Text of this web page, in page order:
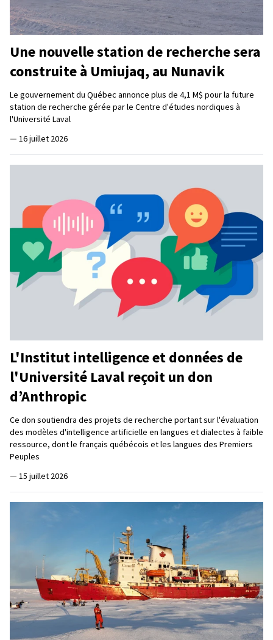
Une nouvelle station de recherche sera
construite à Umiujaq, au Nunavik
Le gouvernement du Québec annonce plus de 4,1 M$ pour la future
station de recherche gérée par le Centre d'études nordiques à
l'Université Laval
— 16 juillet 2026
L'Institut intelligence et données de
l'Université Laval reçoit un don
d’Anthropic
Ce don soutiendra des projets de recherche portant sur l'évaluation
des modèles d'intelligence artificielle en langues et dialectes à faible
ressource, dont le français québécois et les langues des Premiers
Peuples
— 15 juillet 2026